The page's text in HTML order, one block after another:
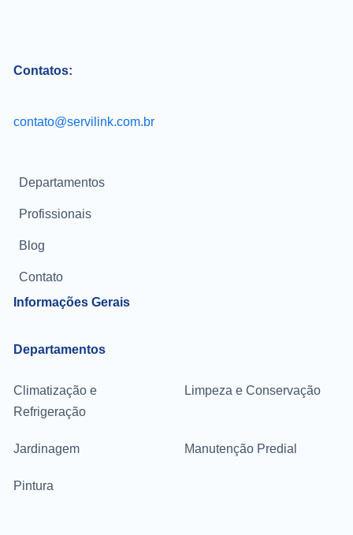
Contatos:
contato@servilink.com.br
Informações Gerais
Departamentos
Profissionais
Blog
Contato
Departamentos
Climatização e
Refrigeração
Limpeza e Conservação
Jardinagem Manutenção Predial
Pintura